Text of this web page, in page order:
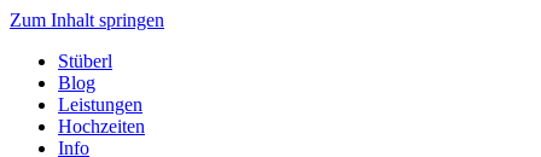
Zum Inhalt springen
Stüberl
Blog
Leistungen
Hochzeiten
Info